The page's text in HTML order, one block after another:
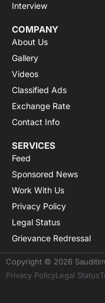
Interview
COMPANY
About Us
Gallery
Videos
Classified Ads
Exchange Rate
Contact Info
SERVICES
Feed
Sponsored News
Work With Us
Privacy Policy
Legal Status
Grievance Redressal
Copyright © 2026
Privacy PolicyLegal Status